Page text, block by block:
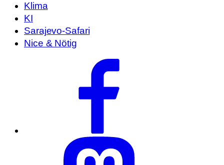
Klima
KI
Sarajevo-Safari
Nice & Nötig